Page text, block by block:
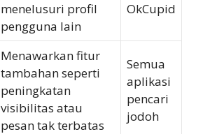
menelusuri profil
pengguna lain
OkCupid
Menawarkan fitur
tambahan seperti
peningkatan
visibilitas atau
pesan tak terbatas
Semua
aplikasi
pencari
jodoh